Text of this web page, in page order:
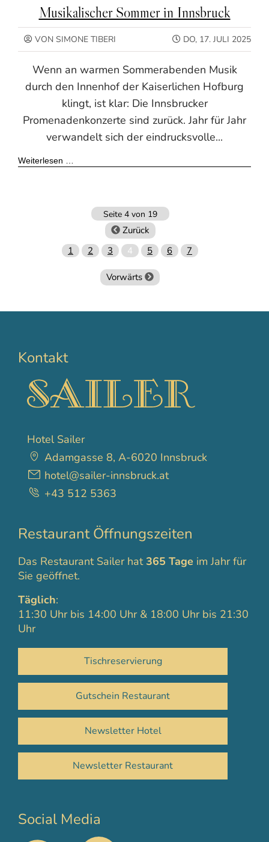
Musikalischer Sommer in Innsbruck
DO, 17. JULI 2025
VON SIMONE TIBERI
Wenn an warmen Sommerabenden Musik
durch den Innenhof der Kaiserlichen Hofburg
klingt, ist klar: Die Innsbrucker
Promenadenkonzerte sind zurück. Jahr für Jahr
verwandelt sich der eindrucksvolle...
Weiterlesen …
Seite 4 von 19
Zurück
1
2 3 4 5 6 7
Vorwärts
Kontakt
Hotel Sailer
Adamgasse 8, A-6020 Innsbruck
hotel@sailer-innsbruck.at
+43 512 5363
Restaurant Öffnungszeiten
Das Restaurant Sailer hat365 Tage im Jahr für
Sie geöffnet.
Täglich:
11:30 Uhr bis 14:00 Uhr & 18:00 Uhr bis 21:30
Uhr
Tischreservierung
Gutschein Restaurant
Newsletter Hotel
Newsletter Restaurant
Social Media